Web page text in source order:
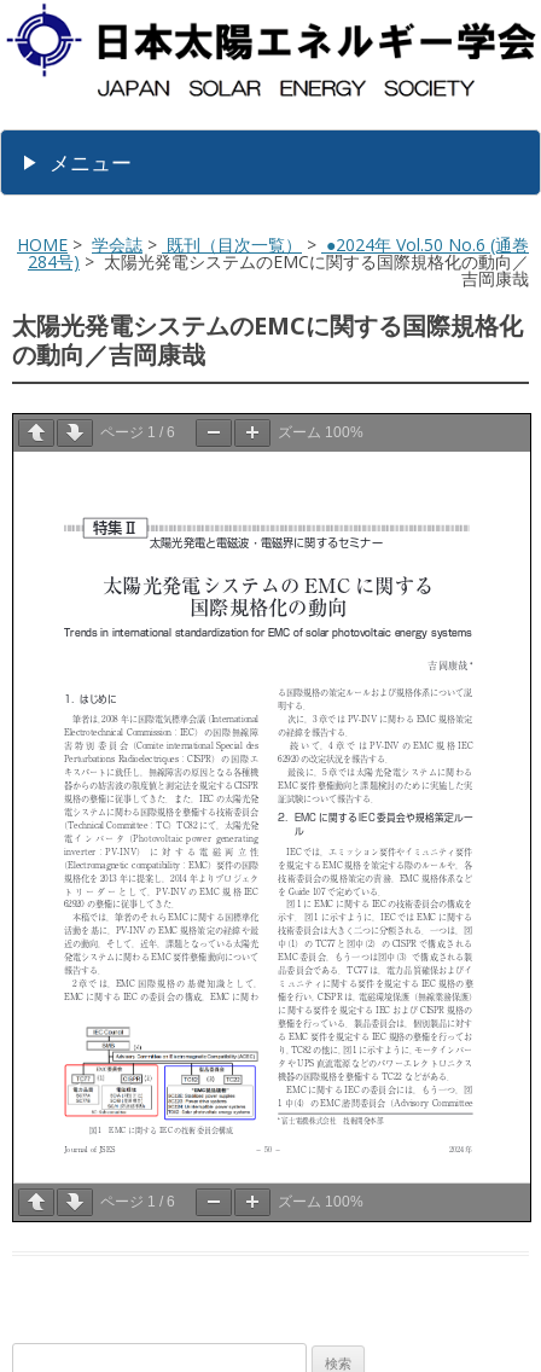
メニュー
HOME > 学会誌 > 既刊（目次一覧） > ●2024年 Vol.50 No.6 (通巻
284号) > 太陽光発電システムのEMCに関する国際規格化の動向／
吉岡康哉
太陽光発電システムのEMCに関する国際規格化
の動向／吉岡康哉
ページ 1 / 6 ズーム 100%
ページ 1 / 6 ズーム 100%